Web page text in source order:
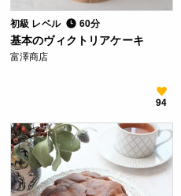
初級 レベル 60分
基本のヴィクトリアケーキ
富澤商店
94